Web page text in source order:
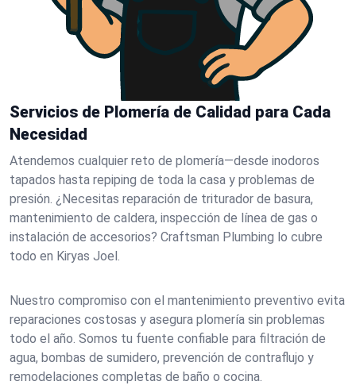
Servicios de Plomería de Calidad para Cada
Necesidad
Atendemos cualquier reto de plomería—desde inodoros
tapados hasta repiping de toda la casa y problemas de
presión. ¿Necesitas reparación de triturador de basura,
mantenimiento de caldera, inspección de línea de gas o
instalación de accesorios? Craftsman Plumbing lo cubre
todo en Kiryas Joel.
Nuestro compromiso con el mantenimiento preventivo evita
reparaciones costosas y asegura plomería sin problemas
todo el año. Somos tu fuente confiable para filtración de
agua, bombas de sumidero, prevención de contraflujo y
remodelaciones completas de baño o cocina.